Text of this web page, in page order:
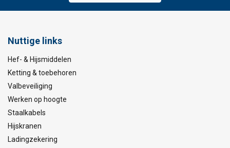
Nuttige links
Hef- & Hijsmiddelen
Ketting & toebehoren
Valbeveiliging
Werken op hoogte
Staalkabels
Hijskranen
Ladingzekering